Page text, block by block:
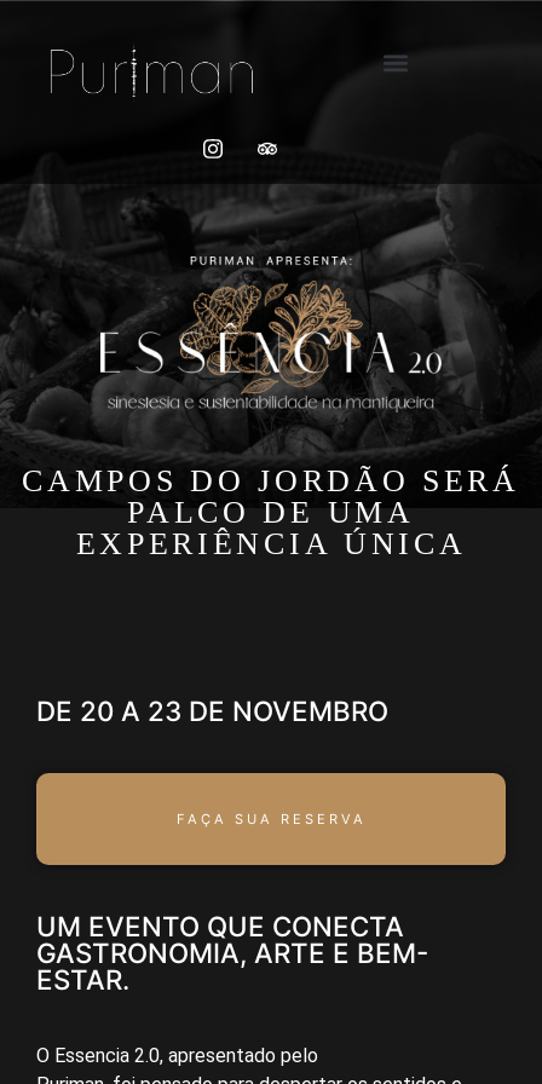
CAMPOS DO JORDÃO SERÁ
PALCO DE UMA
EXPERIÊNCIA ÚNICA
DE 20 A 23 DE NOVEMBRO
FAÇA SUA RESERVA
UM EVENTO QUE CONECTA
GASTRONOMIA, ARTE E BEM-
ESTAR.
O Essencia 2.0, apresentado pelo